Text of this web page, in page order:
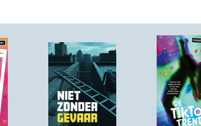
Hardcover Hardcover